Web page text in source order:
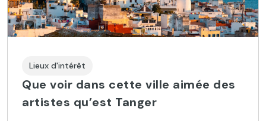
Lieux d'intérêt
Que voir dans cette ville aimée des
artistes qu’est Tanger